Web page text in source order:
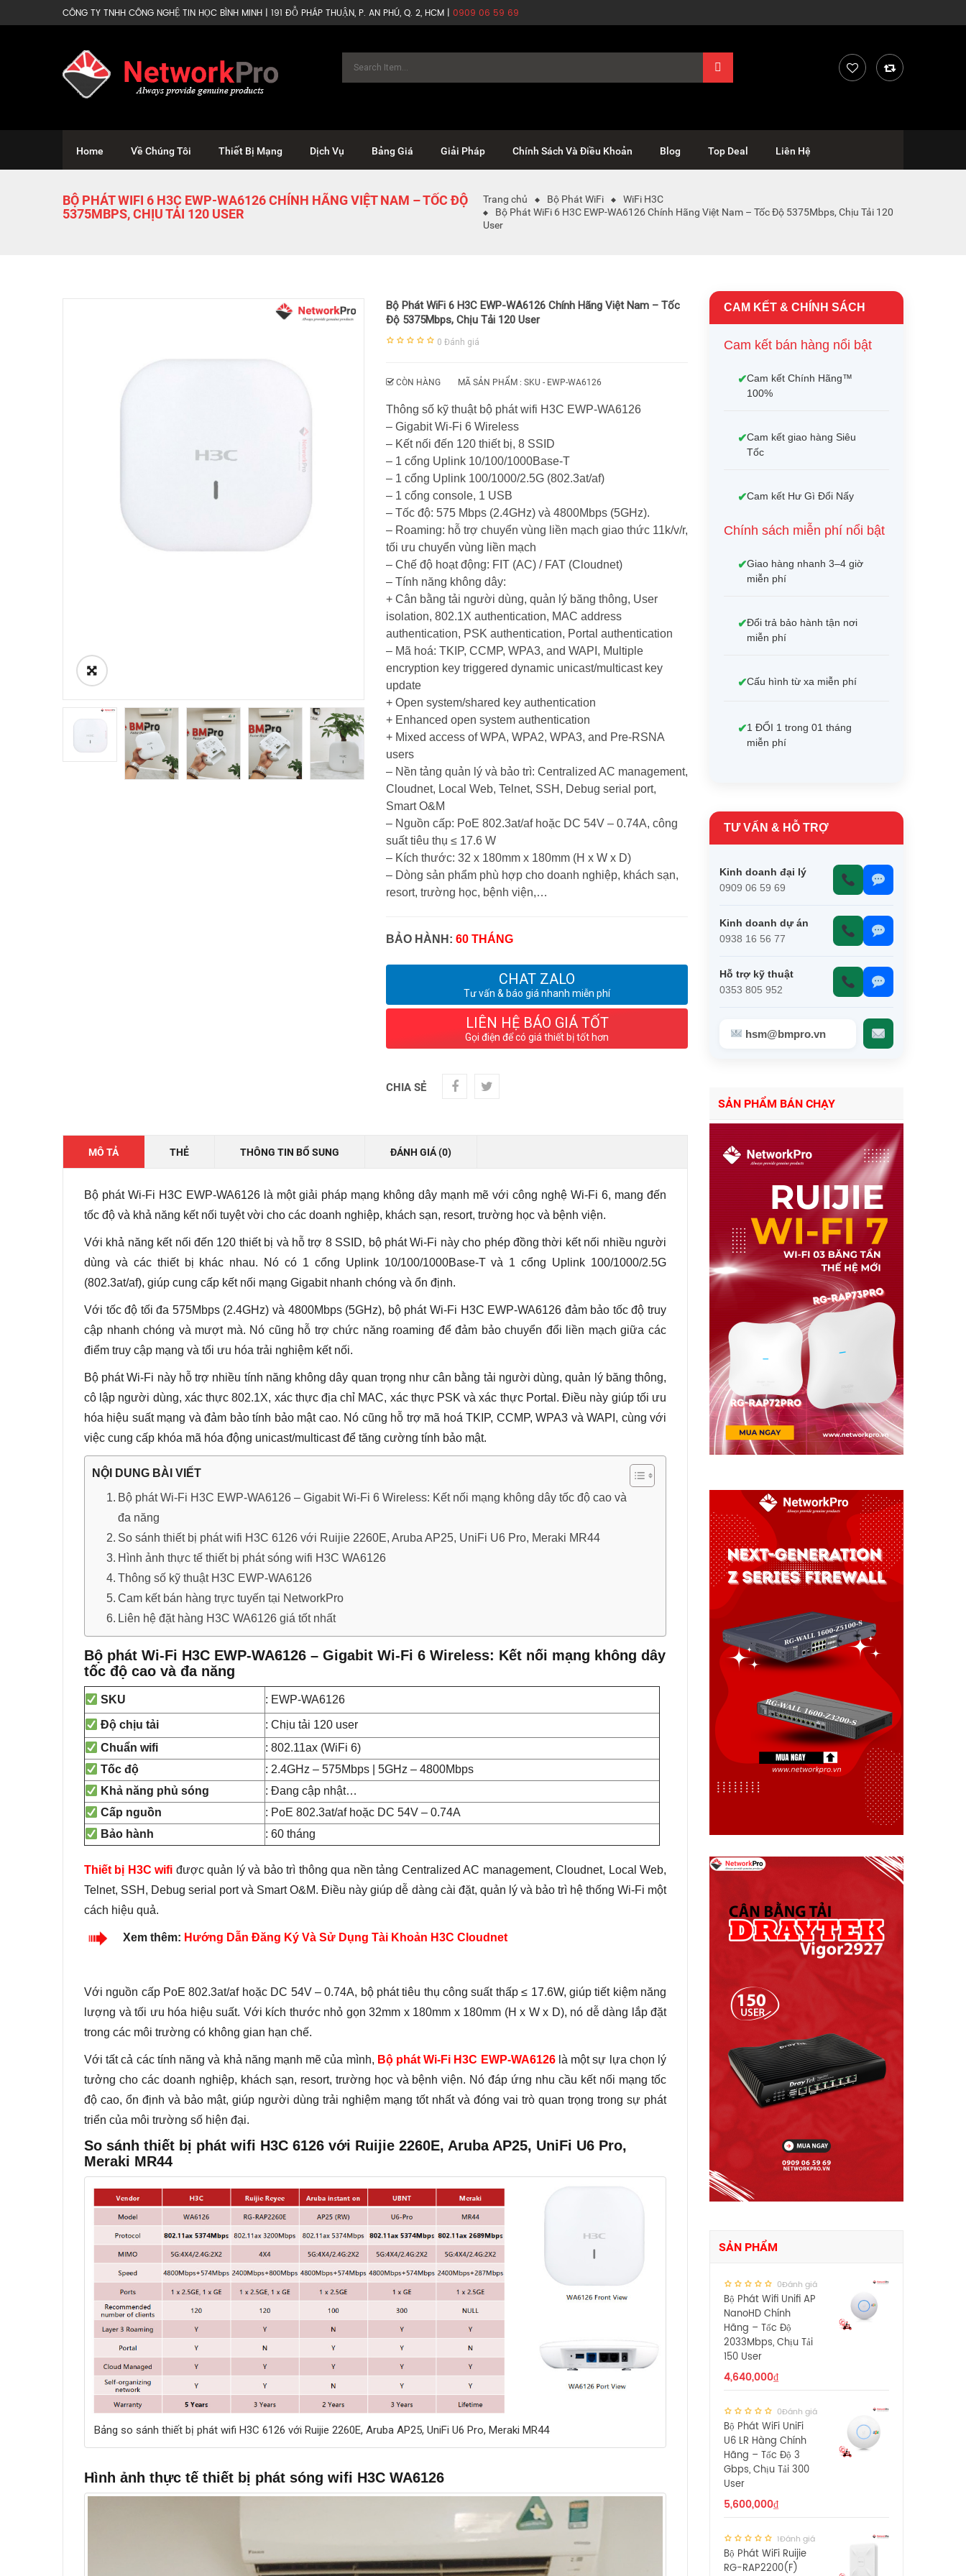
CÔNG TY TNHH CÔNG NGHỆ TIN HỌC BÌNH MINH | 191 ĐỖ PHÁP THUẬN, P. AN PHÚ, Q. 2, HCM | 0909 06 59 69
Home Về Chúng Tôi Thiết Bị Mạng Dịch Vụ Bảng Giá Giải Pháp Chính Sách Và Điều Khoản Blog Top Deal Liên Hệ
BỘ PHÁT WIFI 6 H3C EWP-WA6126 CHÍNH HÃNG VIỆT NAM – TỐC ĐỘ
5375MBPS, CHỊU TẢI 120 USER
Trang chủ Bộ Phát WiFi
WiFi H3C
Bộ Phát WiFi 6 H3C EWP-WA6126 Chính Hãng Việt Nam – Tốc Độ 5375Mbps, Chịu Tải 120
User
Bộ Phát WiFi 6 H3C EWP-WA6126 Chính Hãng Việt Nam – Tốc
Độ 5375Mbps, Chịu Tải 120 User
0 Đánh giá
CÒN HÀNG MÃ SẢN PHẨM : SKU - EWP-WA6126
Thông số kỹ thuật bộ phát wifi H3C EWP-WA6126
– Gigabit Wi-Fi 6 Wireless
– Kết nối đến 120 thiết bị, 8 SSID
– 1 cổng Uplink 10/100/1000Base-T
– 1 cổng Uplink 100/1000/2.5G (802.3at/af)
– 1 cổng console, 1 USB
– Tốc độ: 575 Mbps (2.4GHz) và 4800Mbps (5GHz).
– Roaming: hỗ trợ chuyển vùng liền mạch giao thức 11k/v/r,
tối ưu chuyển vùng liền mạch
– Chế độ hoạt động: FIT (AC) / FAT (Cloudnet)
– Tính năng không dây:
+ Cân bằng tải người dùng, quản lý băng thông, User
isolation, 802.1X authentication, MAC address
authentication, PSK authentication, Portal authentication
– Mã hoá: TKIP, CCMP, WPA3, and WAPI, Multiple
encryption key triggered dynamic unicast/multicast key
update
+ Open system/shared key authentication
+ Enhanced open system authentication
+ Mixed access of WPA, WPA2, WPA3, and Pre-RSNA
users
– Nền tảng quản lý và bảo trì: Centralized AC management,
Cloudnet, Local Web, Telnet, SSH, Debug serial port,
Smart O&M
– Nguồn cấp: PoE 802.3at/af hoặc DC 54V – 0.74A, công
suất tiêu thụ ≤ 17.6 W
– Kích thước: 32 x 180mm x 180mm (H x W x D)
– Dòng sản phẩm phù hợp cho doanh nghiệp, khách sạn,
resort, trường học, bệnh viện,…
BẢO HÀNH: 60 THÁNG
CHAT ZALO
Tư vấn & báo giá nhanh miễn phí
LIÊN HỆ BÁO GIÁ TỐT
Gọi điện để có giá thiết bị tốt hơn
CHIA SẺ
MÔ TẢ THẺ THÔNG TIN BỔ SUNG ĐÁNH GIÁ (0)
Bộ phát Wi-Fi H3C EWP-WA6126 là một giải pháp mạng không dây mạnh mẽ với công nghệ Wi-Fi 6, mang đến
tốc độ và khả năng kết nối tuyệt vời cho các doanh nghiệp, khách sạn, resort, trường học và bệnh viện.
Với khả năng kết nối đến 120 thiết bị và hỗ trợ 8 SSID, bộ phát Wi-Fi này cho phép đồng thời kết nối nhiều người
dùng và các thiết bị khác nhau. Nó có 1 cổng Uplink 10/100/1000Base-T và 1 cổng Uplink 100/1000/2.5G
(802.3at/af), giúp cung cấp kết nối mạng Gigabit nhanh chóng và ổn định.
Với tốc độ tối đa 575Mbps (2.4GHz) và 4800Mbps (5GHz), bộ phát Wi-Fi H3C EWP-WA6126 đảm bảo tốc độ truy
cập nhanh chóng và mượt mà. Nó cũng hỗ trợ chức năng roaming để đảm bảo chuyển đổi liền mạch giữa các
điểm truy cập mạng và tối ưu hóa trải nghiệm kết nối.
Bộ phát Wi-Fi này hỗ trợ nhiều tính năng không dây quan trọng như cân bằng tải người dùng, quản lý băng thông,
cô lập người dùng, xác thực 802.1X, xác thực địa chỉ MAC, xác thực PSK và xác thực Portal. Điều này giúp tối ưu
hóa hiệu suất mạng và đảm bảo tính bảo mật cao. Nó cũng hỗ trợ mã hoá TKIP, CCMP, WPA3 và WAPI, cùng với
việc cung cấp khóa mã hóa động unicast/multicast để tăng cường tính bảo mật.
NỘI DUNG BÀI VIẾT
Bộ phát Wi-Fi H3C EWP-WA6126 – Gigabit Wi-Fi 6 Wireless: Kết nối mạng không dây tốc độ cao và
đa năng
So sánh thiết bị phát wifi H3C 6126 với Ruijie 2260E, Aruba AP25, UniFi U6 Pro, Meraki MR44
Hình ảnh thực tế thiết bị phát sóng wifi H3C WA6126
Thông số kỹ thuật H3C EWP-WA6126
Cam kết bán hàng trực tuyến tại NetworkPro
Liên hệ đặt hàng H3C WA6126 giá tốt nhất
Bộ phát Wi-Fi H3C EWP-WA6126 – Gigabit Wi-Fi 6 Wireless: Kết nối mạng không dây
tốc độ cao và đa năng
SKU : EWP-WA6126
Độ chịu tải
: Chịu tải 120 user
Chuẩn wifi
: 802.11ax (WiFi 6)
Tốc độ
: 2.4GHz – 575Mbps | 5GHz – 4800Mbps
Khả năng phủ sóng
: Đang cập nhật…
Cấp nguồn
: PoE 802.3at/af hoặc DC 54V – 0.74A
Bảo hành
: 60 tháng
Thiết bị H3C wifi được quản lý và bảo trì thông qua nền tảng Centralized AC management, Cloudnet, Local Web,
Telnet, SSH, Debug serial port và Smart O&M. Điều này giúp dễ dàng cài đặt, quản lý và bảo trì hệ thống Wi-Fi một
cách hiệu quả.
Xem thêm: Hướng Dẫn Đăng Ký Và Sử Dụng Tài Khoản H3C Cloudnet
Với nguồn cấp PoE 802.3at/af hoặc DC 54V – 0.74A, bộ phát tiêu thụ công suất thấp ≤ 17.6W, giúp tiết kiệm năng
lượng và tối ưu hóa hiệu suất. Với kích thước nhỏ gọn 32mm x 180mm x 180mm (H x W x D), nó dễ dàng lắp đặt
trong các môi trường có không gian hạn chế.
Với tất cả các tính năng và khả năng mạnh mẽ của mình, Bộ phát Wi-Fi H3C EWP-WA6126là một sự lựa chọn lý
tưởng cho các doanh nghiệp, khách sạn, resort, trường học và bệnh viện. Nó đáp ứng nhu cầu kết nối mạng tốc
độ cao, ổn định và bảo mật, giúp người dùng trải nghiệm mạng tốt nhất và đóng vai trò quan trọng trong sự phát
triển của môi trường số hiện đại.
So sánh thiết bị phát wifi H3C 6126 với Ruijie 2260E, Aruba AP25, UniFi U6 Pro,
Meraki MR44
Bảng so sánh thiết bị phát wifi H3C 6126 với Ruijie 2260E, Aruba AP25, UniFi U6 Pro, Meraki MR44
Hình ảnh thực tế thiết bị phát sóng wifi H3C WA6126
CAM KẾT & CHÍNH SÁCH
Cam kết bán hàng nổi bật
Cam kết Chính Hãng™
100%
Cam kết giao hàng Siêu
Tốc
Cam kết Hư Gì Đổi Nấy
Chính sách miễn phí nổi bật
Giao hàng nhanh 3–4 giờ
miễn phí
Đổi trả bảo hành tận nơi
miễn phí
Cấu hình từ xa miễn phí
1 ĐỔI 1 trong 01 tháng
miễn phí
TƯ VẤN & HỖ TRỢ
Kinh doanh đại lý
0909 06 59 69
Kinh doanh dự án
0938 16 56 77
Hỗ trợ kỹ thuật
0353 805 952
hsm@bmpro.vn
SẢN PHẨM BÁN CHẠY
SẢN PHẨM
0Đánh giá
Bộ Phát Wifi Unifi AP
NanoHD Chính
Hãng – Tốc Độ
2033Mbps, Chịu Tải
150 User
4,640,000₫
0Đánh giá
Bộ Phát WiFi UniFi
U6 LR Hàng Chính
Hãng – Tốc Độ 3
Gbps, Chịu Tải 300
User
5,600,000₫
1Đánh giá
Bộ Phát WiFi Ruijie
RG-RAP2200(F)